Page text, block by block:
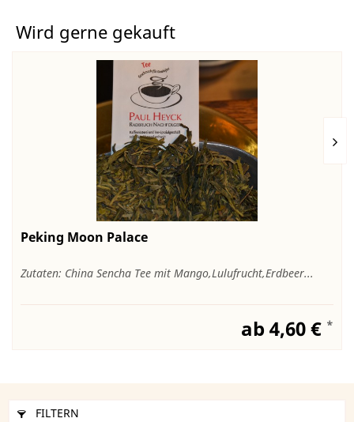
Wird gerne gekauft
Peking Moon Palace
Zutaten: China Sencha Tee mit Mango,Lulufrucht,Erdbeer...
ab 4,60 € *
FILTERN